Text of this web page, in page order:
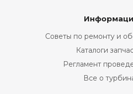
Советы по ремонту и
Каталоги
Регламент
Все о